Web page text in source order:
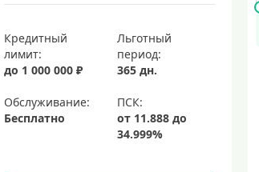
кредитные карты мир платиновые кредитные карты
Кредитный
лимит:
до 1 000 000 ₽
Льготный
период:
365 дн.
Обслуживание:
Бесплатно